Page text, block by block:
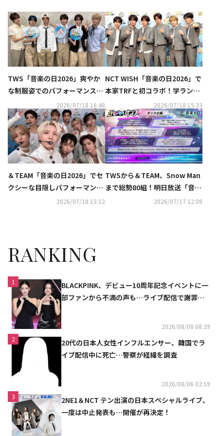
TWS「音楽の日2026」爽やか
な制服姿でのパフォーマンスに
反響！負傷中のメンバーに応援
の声も
2026/07/18 16:48
NCT WISH「音楽の日2026」で
本家TRFと初コラボ！学ラン姿
で「BOY MEET GIRL」披露に絶
賛の声
2026/07/18 15:33
＆TEAM「音楽の日2026」でセ
クシーな目隠しパフォーマンス
披露！“白衣装が最高すぎる”と
2026/07/18 15:12
TWSから＆TEAM、Snow Man
まで総勢80組！明日放送「音楽
の日2026」タイムテーブルと歌
2026/07/17 12:08
RANKING
1
BLACKPINK、デビュー10周年記念イベントに一
部ファンから不満の声も…ライブ配信で謝罪
2026/08/08 08:39
2
20代の日本人女性インフルエンサー、韓国でラ
イブ配信中に死亡…警察が経緯を調査
2026/08/06 02:59
3
2NE1＆NCT テン出演の日本スペシャルライブ、
一度は中止発表も…開催が再決定！